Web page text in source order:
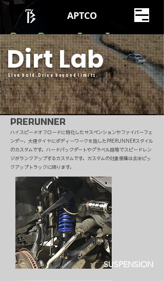
APTCO
Race-Proven. Trail-Tested.
American Tough.
Every part is proven in the heat of racing and
the harshness of overlanding - so you can
count on it anywhere.
Dirt Lab
Live bold.Drive beyond limits.
PRERUNNER
ハイスピードオフロードに特化したサスペンションやファイバーフェ
ンダー、大径タイヤにボディーワークを施したPRERUNNERスタイル
のカスタムです。ハードパックダートやグラベル路等でスピードレン
ジがランクアップするカスタムです。カスタムの対象車種は北米ピッ
クアップトラックに限ります。
SUSPENSION